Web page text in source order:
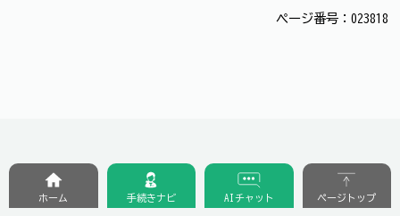
ページ番号：023818
ホーム 手続きナビ AIチャット ページトップ